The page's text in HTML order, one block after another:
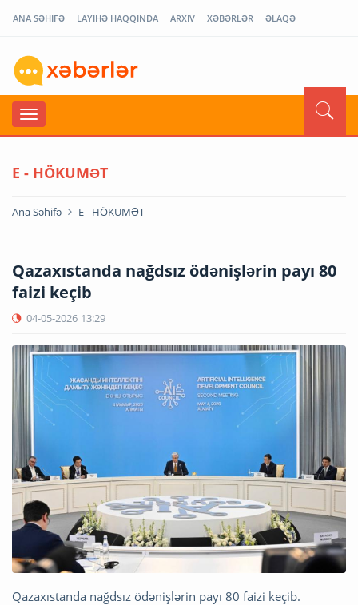
ANA SƏHİFƏ LAYİHƏ HAQQINDA ARXİV XƏBƏRLƏR ƏLAQƏ
E - HÖKUMƏT
Ana Səhifə E - HÖKUMƏT
Qazaxıstanda nağdsız ödənişlərin payı 80
faizi keçib
04-05-2026 13:29
Qazaxıstanda nağdsız ödənişlərin payı 80 faizi keçib.